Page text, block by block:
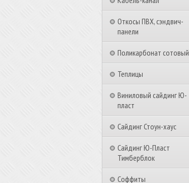
Откосы ПВХ, сэндвич-
панели
Поликарбонат сотовый
Теплицы
Виниловый сайдинг Ю-
пласт
Сайдинг Стоун-хаус
Сайдинг Ю-Пласт
Тимберблок
Соффиты